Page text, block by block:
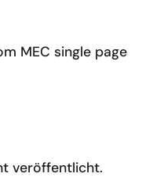
MEC single page
veröffentlicht.